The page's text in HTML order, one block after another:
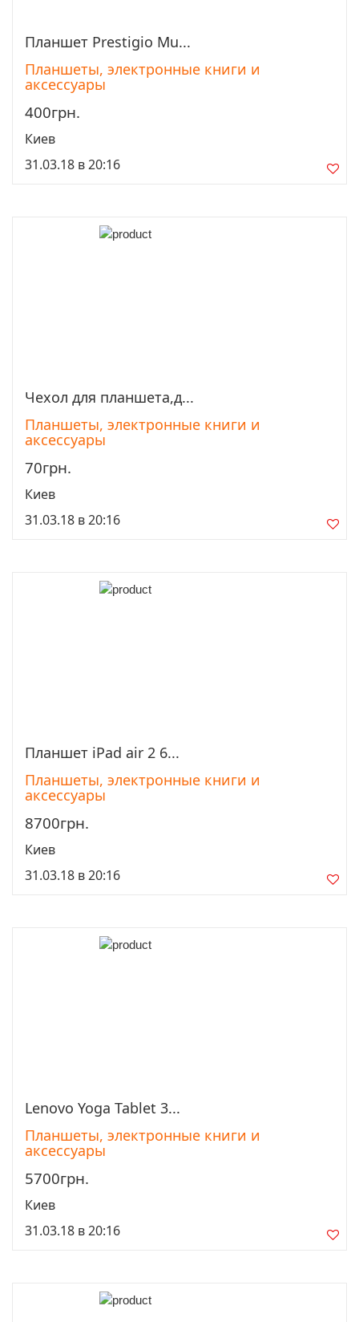
Просмотреть
Планшет Prestigio Mu...
Планшеты, электронные книги и
аксессуары
400грн.
Киев
31.03.18 в 20:16
Просмотреть
Чехол для планшета,д...
Планшеты, электронные книги и
аксессуары
70грн.
Киев
31.03.18 в 20:16
Просмотреть
Планшет iPad air 2 6...
Планшеты, электронные книги и
аксессуары
8700грн.
Киев
31.03.18 в 20:16
Просмотреть
Lenovo Yoga Tablet 3...
Планшеты, электронные книги и
аксессуары
5700грн.
Киев
31.03.18 в 20:16